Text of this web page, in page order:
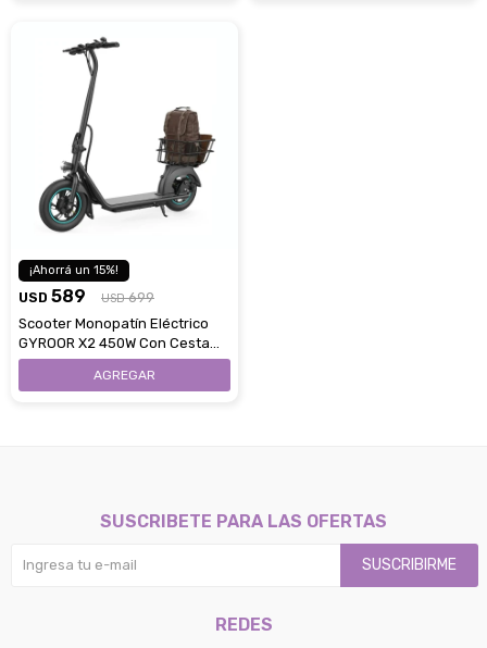
15
USD 589 USD 699
Scooter Monopatín Eléctrico
GYROOR X2 450W Con Cesta
Hasta 30 Km/H
SUSCRIBETE PARA LAS OFERTAS
SUSCRIBIRME
REDES